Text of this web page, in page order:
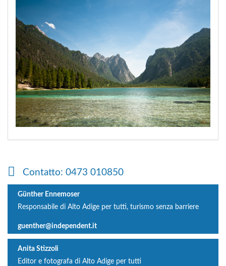
Contatto: 0473 010850
Günther Ennemoser
Responsabile di Alto Adige per tutti, turismo senza barriere
guenther@independent.it
Anita Stizzoli
Editor e fotografa di Alto Adige per tutti